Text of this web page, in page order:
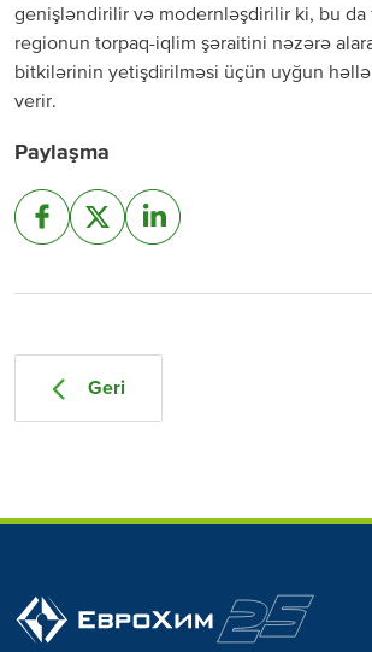
genişləndirilir və modernləşdirilir ki, bu da
regionun torpaq-iqlim şəraitini nəzərə
bitkilərinin yetişdirilməsi üçün uyğun
verir.
Paylaşma
Geri